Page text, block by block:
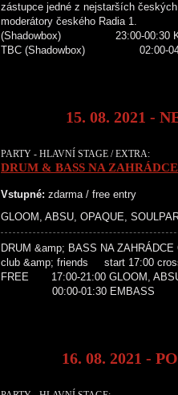
zástupce jedné z nejstarších
moderátory českého Radia 1.
(Shadowbox) 23:00-00:30
TBC (Shadowbox) 02:00-
15. 08. 2021 -
PARTY - HLAVNÍ STAGE / EXTRA:
DRUM & BASS NA
Vstupné: zdarma / free entry
GLOOM, ABSU, OPAQUE,
DRUM &amp; BASS NA
club &amp; friends start 17:00
FREE 17:00-21:00 GLOOM,
00:00-01:30 EMBASS
16. 08. 2021 -